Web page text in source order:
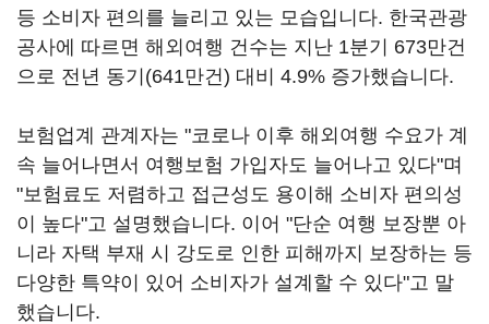
등 소비자 편의를 늘리고 있는 모습입니다. 한국관광
공사에 따르면 해외여행 건수는 지난 1분기 673만건
으로 전년 동기(641만건) 대비 4.9% 증가했습니다.
보험업계 관계자는 "코로나 이후 해외여행 수요가 계
속 늘어나면서 여행보험 가입자도 늘어나고 있다"며
"보험료도 저렴하고 접근성도 용이해 소비자 편의성
이 높다"고 설명했습니다. 이어 "단순 여행 보장뿐 아
니라 자택 부재 시 강도로 인한 피해까지 보장하는 등
다양한 특약이 있어 소비자가 설계할 수 있다"고 말
했습니다.